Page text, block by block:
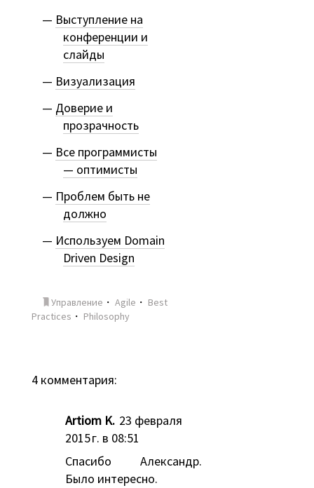
Выступление на
конференции и
слайды
Визуализация
Доверие и
прозрачность
Все программисты
— оптимисты
Проблем быть не
должно
Используем Domain
Driven Design
Управление ・ Agile ・ Best
Practices ・ Philosophy
4 комментария:
Artiom K. 23 февраля
2015 г. в 08:51
Спасибо Александр.
Было интересно.